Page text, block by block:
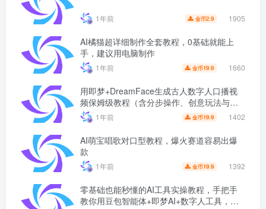
1年前 金币2.9 1905
AI橘猫超详细制作全套教程，0基础就能上
手，建议用电脑制作
1年前 金币19.9 1660
用即梦+DreamFace生成古人数字人口播视
频保姆级教程（含分步操作、创意玩法与避
坑指南）
1年前 金币19.9 1402
AI萌宝唱歌对口型教程，爆火赛道容易出爆
款
1年前 金币19.9 1392
零基础也能秒懂的AI工具实操教程，手把手
教你用豆包智能体+即梦AI+数字人工具，制